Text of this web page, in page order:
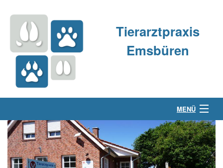
Tierarztpraxis
Emsbüren
MENÜ
Über uns
Kleintierpraxis